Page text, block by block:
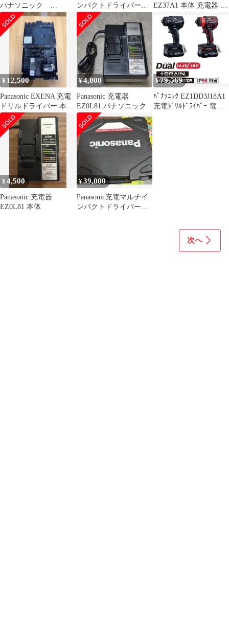
パナソニック
EZ9L54ST 18V電池パ
ック+急速充電器
ンパクトドライバー
EZ7548 フルセット プ
ロ仕様
EZ37A1 本体 充電器 バ
ッテリー セット
¥ 12,500
Panasonic EXENA 充電
ドリルドライバー 本体
セット
¥4,000
Panasonic 充電器
EZ0L81 パナソニック
¥79,569
ﾊﾟﾅｿﾆｯｸ EZ1DD3J18A1
充電ﾄﾞﾘﾙﾄﾞﾗｲﾊﾞｰ 電池ｱ
¥4,500
Panasonic 充電器
EZ0L81 本体
¥39,000
Panasonic充電マルチイ
ンパクトドライバー
次へ